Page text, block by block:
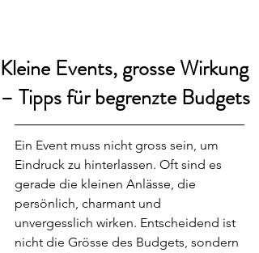
Kleine Events, grosse Wirkung
– Tipps für begrenzte Budgets
Ein Event muss nicht gross sein, um
Eindruck zu hinterlassen. Oft sind es
gerade die kleinen Anlässe, die
persönlich, charmant und
unvergesslich wirken. Entscheidend ist
nicht die Grösse des Budgets, sondern